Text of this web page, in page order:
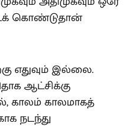
கொண்டுதான்
எதுவும் இல்லை.
ஆட்சிக்கு
காலம் காலமாகத்
நடந்து